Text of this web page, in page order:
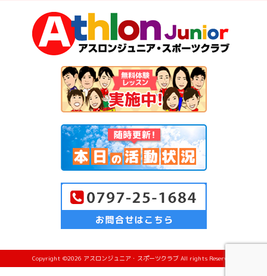
Copyright ©2026 アスロンジュニア・スポーツクラブ All rights Reserved.